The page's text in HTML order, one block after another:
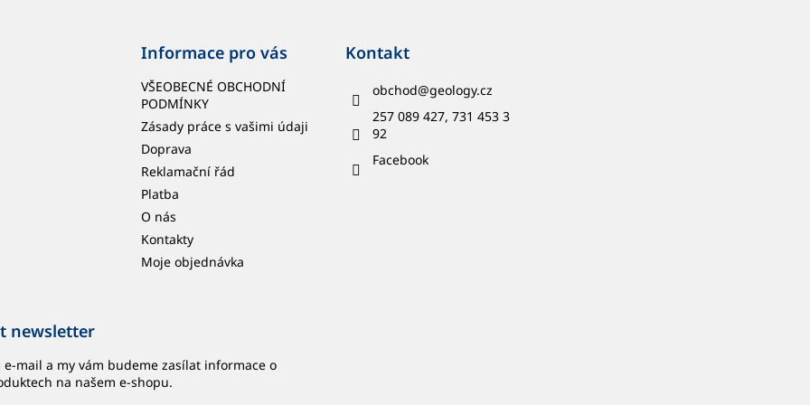
Informace pro vás
VŠEOBECNÉ OBCHODNÍ
PODMÍNKY
Zásady práce s vašimi údaji
Doprava
Reklamační řád
Platba
O nás
Kontakty
Moje objednávka
Kontakt
obchod@geology.cz
257 089 427, 731 453 3
92
Facebook
newsletter
e-mail a my vám budeme zasílat informace o
na našem e-shopu.